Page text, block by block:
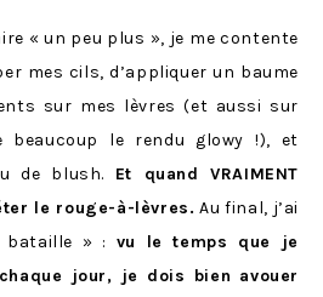
« un peu plus », je me contente
mes cils, d’appliquer un baume
sur mes lèvres (et aussi sur
beaucoup le rendu glowy !), et
de blush. Et quand VRAIMENT
le rouge-à-lèvres. Au final, j’ai
bataille » : vu le temps que je
jour, je dois bien avouer